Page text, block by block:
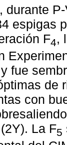
durante
espigas
F4,
fue
de
con
La F5